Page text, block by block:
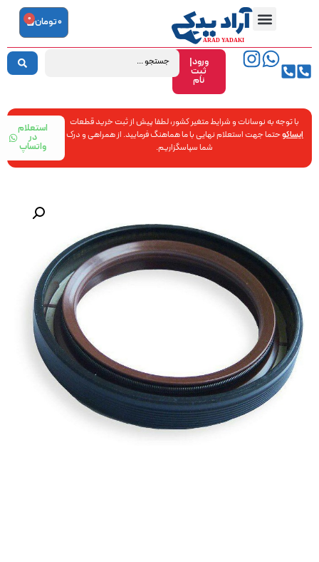
ورود|
ثبت
نام
0تومان 0
با توجه به نوسانات و شرایط متغیر کشور، لطفا پیش از ثبت خرید قطعات
ایساکوحتما جهت استعلام نهایی با ما هماهنگ فرمایید. از همراهی و درک
شما سپاسگزاریم.
استعلام
در
واتساپ